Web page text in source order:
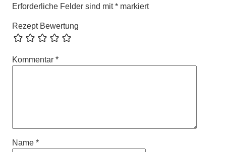
Erforderliche Felder sind mit*markiert
Rezept Bewertung
Kommentar *
Name *